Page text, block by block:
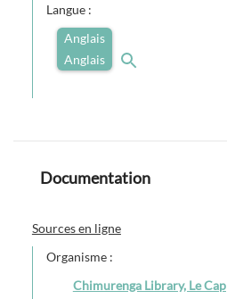
Langue :
Anglais
Anglais
Documentation
Sources en ligne
Organisme :
Chimurenga Library, Le Cap